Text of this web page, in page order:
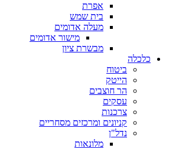
אפרת
בית שמש
מעלה אדומים
מישור אדומים
מבשרת ציון
כלכלה
ביטוח
הייטק
הר חוצבים
עסקים
צרכנות
קניונים ומרכזים מסחריים
נדל"ן
מלונאות